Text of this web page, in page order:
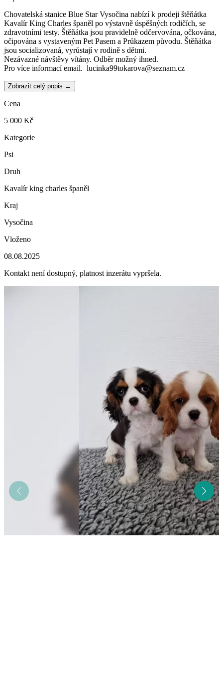
Chovatelská stanice Blue Star Vysočina nabízí k prodeji štěňátka
Kavalír King Charles španěl po výstavně úspěšných rodičích, se
zdravotními testy. Štěňátka jsou pravidelně odčervována, očkována,
očipována s vystaveným Pet Pasem a Průkazem původu. Štěňátka
jsou socializovaná, vyrůstají v rodině s dětmi.
Nezávazné návštěvy vítány. Odběr možný ihned.
Pro více informací email. lucinka99tokarova@seznam.cz
Zobrazit celý popis →
Cena
5 000 Kč
Kategorie
Psi
Druh
Kavalír king charles španěl
Kraj
Vysočina
Vloženo
08.08.2025
Kontakt není dostupný, platnost inzerátu vypršela.